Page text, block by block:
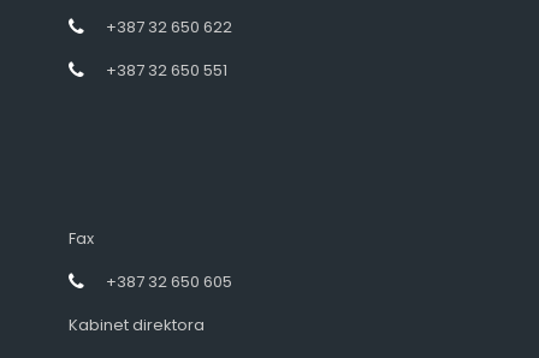
+387 32 650 622
+387 32 650 551
Fax
+387 32 650 605
Kabinet direktora